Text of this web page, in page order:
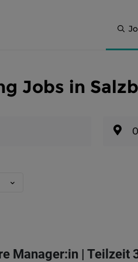
Jobs in
Manager:in | Teilzeit